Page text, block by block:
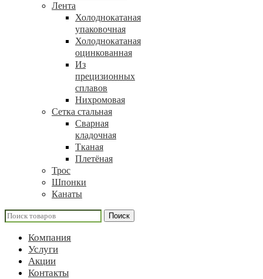
Лента
Холоднокатаная
упаковочная
Холоднокатаная
оцинкованная
Из
прецизионных
сплавов
Нихромовая
Сетка стальная
Сварная
кладочная
Тканая
Плетёная
Трос
Шпонки
Канаты
Поиск
Компания
Услуги
Акции
Контакты